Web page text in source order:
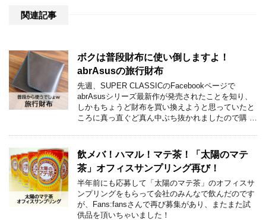
関連記事
ボクは普段財布に使い倒しますよ！
abrAsusの旅行財布
先週、SUPER CLASSICのFacebookページで
abrAsusシリーズ最新作が発売されたことを知り、
しかもちょうど財布を買い換えようと思っていたと
ころに真っ直ぐど真ん中ぶち抜かれましたので購 …
飲メバ！ハマル！マテ茶！「太陽のマテ
茶」オフィスサンプリング再び！
半年前にも応募して「太陽のマテ茶」のオフィスサ
ンプリングをもらって会社のみんなで飲んだのです
が、Fans:fansさんで再び募集があり、またまた試
供品を頂いちゃいました！